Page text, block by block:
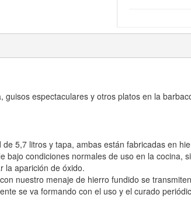
espectaculares y otros platos en la
5,7 litros y tapa, ambas están fabricadas en
condiciones normales de uso en la cocina,
la aparición de óxido.
nuestro menaje de hierro fundido se
se va formando con el uso y el curado